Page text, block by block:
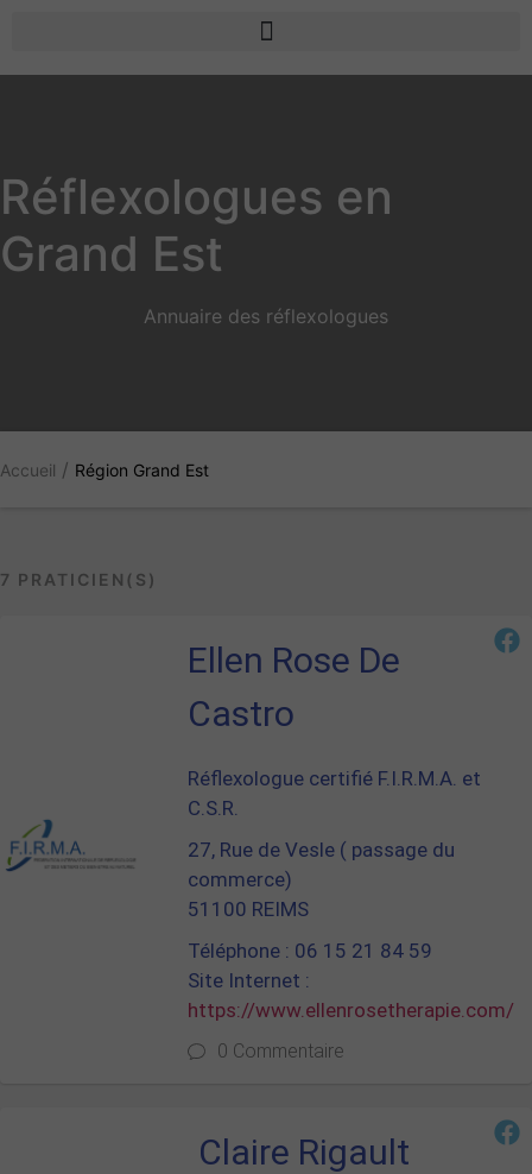
Réflexologues en
Grand Est
Annuaire des réflexologues
Accueil / Région Grand Est
7 PRATICIEN(S)
Ellen Rose De
Castro
Réflexologue certifié F.I.R.M.A. et
C.S.R.
27, Rue de Vesle ( passage du
commerce)
51100 REIMS
Téléphone : 06 15 21 84 59
Site Internet :
https://www.ellenrosetherapie.com/
0 Commentaire
Claire Rigault